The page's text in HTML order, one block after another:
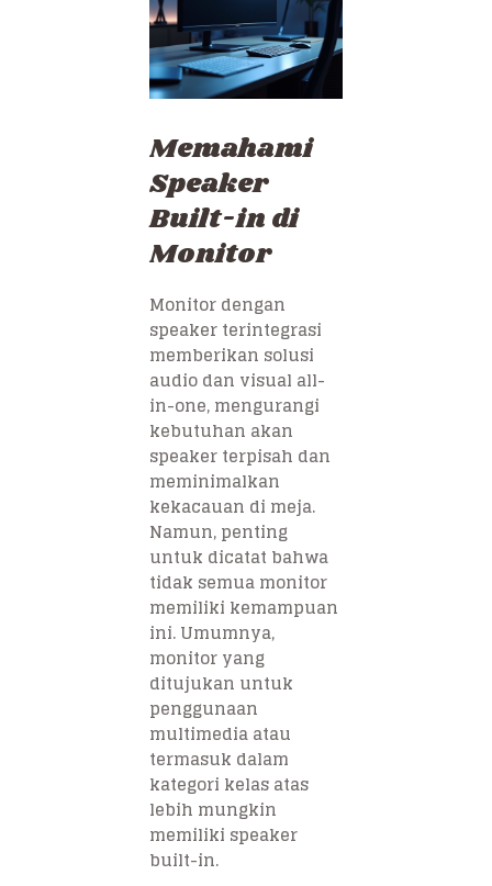
Memahami
Speaker
Built-in di
Monitor
Monitor dengan
speaker terintegrasi
memberikan solusi
audio dan visual all-
in-one, mengurangi
kebutuhan akan
speaker terpisah dan
meminimalkan
kekacauan di meja.
Namun, penting
untuk dicatat bahwa
tidak semua monitor
memiliki kemampuan
ini. Umumnya,
monitor yang
ditujukan untuk
penggunaan
multimedia atau
termasuk dalam
kategori kelas atas
lebih mungkin
memiliki speaker
built-in.